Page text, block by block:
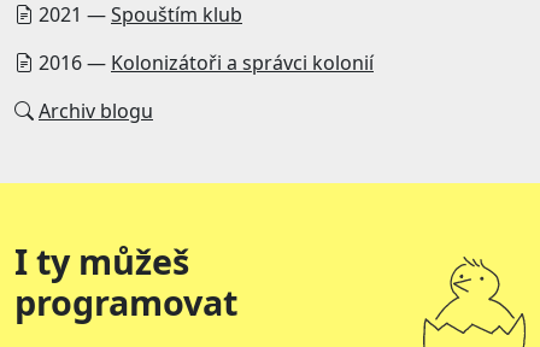
2021 —Spouštím klub
2016 — Kolonizátoři a správci kolonií
Archiv blogu
I ty můžeš
programovat